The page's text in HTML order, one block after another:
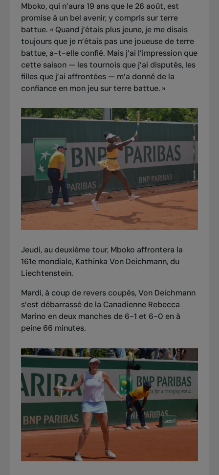
Mboko, qui n’aura 19 ans que le 26 août, est
promise à un bel avenir, y compris sur terre
battue. « Quand j’étais plus jeune, je me disais
toujours que je n’étais pas une joueuse de terre
battue, a-t-elle confié. Mais j’ai l’impression que
cette saison — les tournois que j’ai disputés, les
filles que j’ai affrontées — m’a donné de la
confiance en mon jeu sur terre battue. »
Jeudi, au deuxième tour, Mboko affrontera la
161e mondiale, Kathinka Von Deichmann, du
Liechtenstein.
Mardi, à coup de revers coupés, Von Deichmann
s’est débarrassé de la Canadienne Rebecca
Marino en deux manches de 6-1 et 6-0 en à
peine 66 minutes.